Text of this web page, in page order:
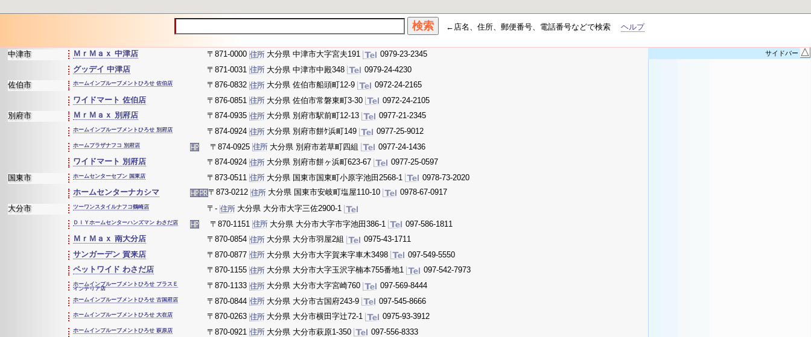
←店名、住所、郵便番号、電話番号などで検索 ヘルプ
中津市 ＭｒＭａｘ 中津店 〒871-0000 大分県 中津市大字宮夫191
0979-23-2345
グッデイ 中津店
〒871-0031 大分県 中津市中殿348
0979-24-4230
佐伯市
ホームインプルーブメントひろせ 佐伯店 〒876-0832 大分県 佐伯市船頭町12-9
0972-24-2165
ワイドマート 佐伯店
〒876-0851 大分県 佐伯市常磐東町3-30
0972-24-2105
別府市
ＭｒＭａｘ 別府店 〒874-0935 大分県 別府市駅前町12-13 0977-21-2345
ホームインプルーブメントひろせ 別府店 〒874-0924 大分県 別府市餅ｹ浜町149 0977-25-9012
ホームプラザナフコ 別府店 〒874-0925 大分県 別府市若草町四組
0977-24-1436
ワイドマート 別府店
〒874-0924 大分県 別府市餅ヶ浜町623-67
0977-25-0597
国東市
ホームセンターセブン 国東店 〒873-0511 大分県 国東市国東町小原字池田2568-1
0978-73-2020
ホームセンターナカシマ
〒873-0212 大分県 国東市安岐町塩屋110-10
0978-67-0917
大分市
ツーワンスタイルナフコ鶴崎店 〒- 大分県 大分市大字三佐2900-1
ＤＩＹホームセンターハンズマン わさだ店 〒870-1151 大分県 大分市大字市字池田386-1
097-586-1811
ＭｒＭａｘ 南大分店
〒870-0854 大分県 大分市羽屋2組
0975-43-1711
サンガーデン 賀来店
〒870-0877 大分県 大分市大字賀来字車木3498
097-549-5550
ペットワイド わさだ店
〒870-1155 大分県 大分市大字玉沢字楠本755番地1 097-542-7973
ホームインプルーブメントひろせ プラスＥ
インテリア店
〒870-1133 大分県 大分市大字宮崎760 097-569-8444
ホームインプルーブメントひろせ 古国府店 〒870-0844 大分県 大分市古国府243-9 097-545-8666
ホームインプルーブメントひろせ 大在店 〒870-0263 大分県 大分市横田字辻72-1 0975-93-3912
ホームインプルーブメントひろせ 萩原店 〒870-0921 大分県 大分市萩原1-350 097-556-8333
サイドバー △